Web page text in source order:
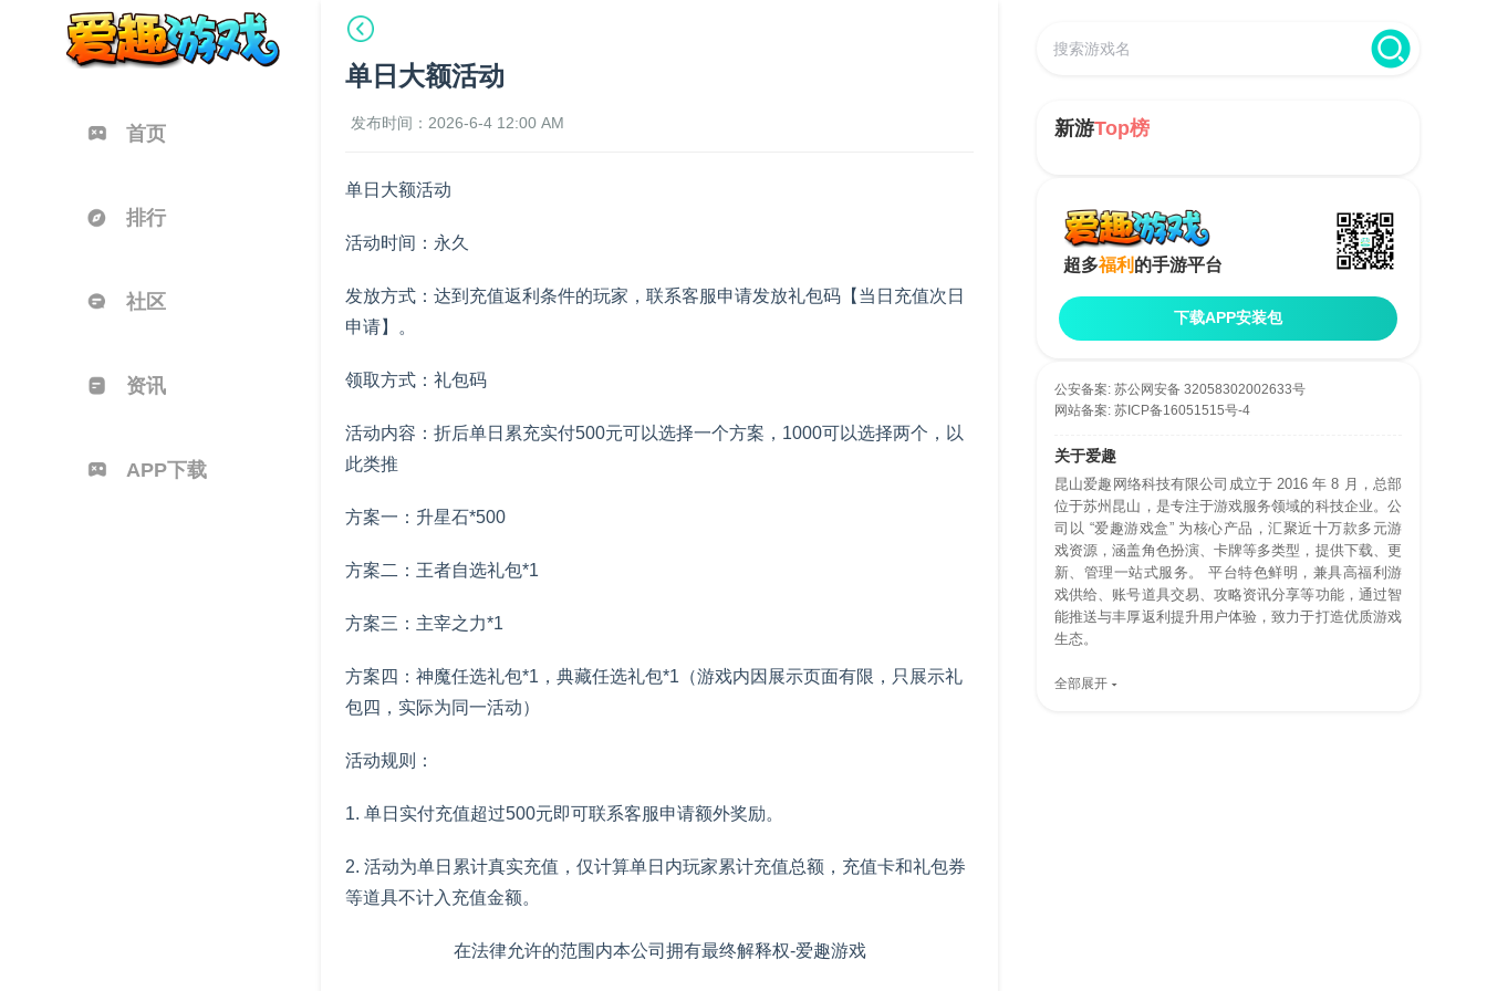
首页
排行
社区
资讯
APP下载
单日大额活动
发布时间：2026-6-4 12:00 AM
单日大额活动
活动时间：永久
发放方式：达到充值返利条件的玩家，联系客服申请发放礼包码【当日充值次日
申请】。
领取方式：礼包码
活动内容：折后单日累充实付500元可以选择一个方案，1000可以选择两个，以
此类推
方案一：升星石*500
方案二：王者自选礼包*1
方案三：主宰之力*1
方案四：神魔任选礼包*1，典藏任选礼包*1（游戏内因展示页面有限，只展示礼
包四，实际为同一活动）
活动规则：
1. 单日实付充值超过500元即可联系客服申请额外奖励。
2. 活动为单日累计真实充值，仅计算单日内玩家累计充值总额，充值卡和礼包券
等道具不计入充值金额。
在法律允许的范围内本公司拥有最终解释权-爱趣游戏
新游Top榜
超多福利 的手游平台
下载APP安装包
公安备案: 苏公网安备 32058302002633号
网站备案: 苏ICP备16051515号-4
关于爱趣
昆山爱趣网络科技有限公司成立于 2016 年 8 月，总部
位于苏州昆山，是专注于游戏服务领域的科技企业。公
司以 “爱趣游戏盒” 为核心产品，汇聚近十万款多元游
戏资源，涵盖角色扮演、卡牌等多类型，提供下载、更
新、管理一站式服务。 平台特色鲜明，兼具高福利游
戏供给、账号道具交易、攻略资讯分享等功能，通过智
能推送与丰厚返利提升用户体验，致力于打造优质游戏
生态。
全部展开